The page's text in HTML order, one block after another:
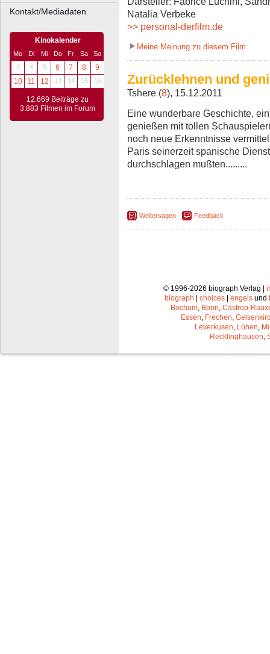
Kontakt/Mediadaten
Kinokalender
Mo Di Mi Do Fr Sa
So
3
4 5 6 7 8
9
10
11 12 13 14 15 16
12.669 Beiträge zu
3.883 Filmen im Forum
Natalia Verbeke
>> personal-derfilm.de
Meine Meinung zu diesem Film
Zurücklehnen und
Tshere (8), 15.12.2011
Eine wunderbare Geschichte,
genießen mit tollen
noch neue Erkenntnisse
Paris seinerzeit spanische
durchschlagen mußten.........
Weitersagen Feedback
© 1996-2026 biograph Verlag |
biograph
choices engels und
Bochum, Bonn, Castrop-
Essen, Frechen,
Leverkusen, Lünen,
Recklinghausen,